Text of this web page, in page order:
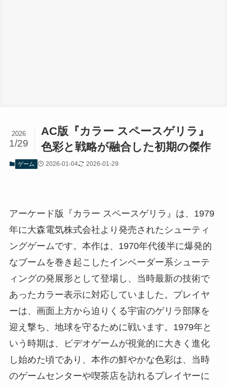
AC版『カラー スペースゲリラ』
色彩と戦略が融合した初期の傑作
2026
1/29
ゲーム 2026-01-04 2026-01-29
アーケード版『カラー スペースゲリラ』は、1979
年に大森電気株式会社より発売されたシューティ
ングゲームです。本作は、1970年代後半に爆発的
なブームを巻き起こしたインベーダー系シューテ
ィングの発展形として登場し、当時最新の技術で
あったカラー表示に対応していました。プレイヤ
ーは、画面上方から迫りくる宇宙のゲリラ部隊を
迎え撃ち、地球を守るために戦います。1979年と
いう時期は、ビデオゲームが視覚的に大きく進化
し始めた頃であり、本作の鮮やかな色彩は、当時
のゲームセンターや喫茶店を訪れるプレイヤーに